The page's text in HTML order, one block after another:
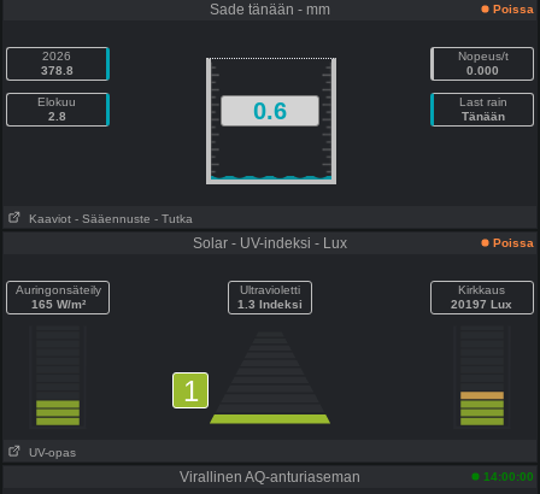
Sade tänään - mm Poissa
2026
378.8
Elokuu
2.8
0.6
Nopeus/t
0.000
Last rain
Tänään
Kaaviot - Sääennuste - Tutka
Solar - UV-indeksi - Lux Poissa
Auringonsäteily
165 W/m²
Ultravioletti
1.3 Indeksi
1
Kirkkaus
20197 Lux
UV-opas
Virallinen AQ-anturiaseman 14:00:00